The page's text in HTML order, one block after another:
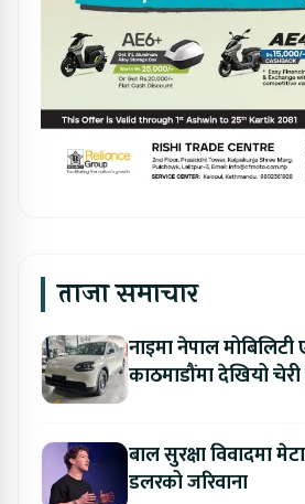
ताजा समाचार
नाइमा नेपाल
काठमाडौंमा देखियो
बाल सुरक्षा विवादमा
डलरको जरिवाना